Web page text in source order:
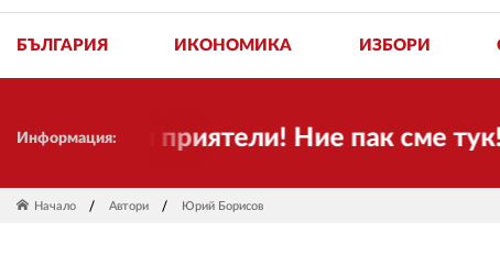
БЪЛГАРИЯ ИКОНОМИКА ИЗБОРИ
Информация:
Скъпи приятели! Ние пак сме тук!
Начало Автори Юрий Борисов